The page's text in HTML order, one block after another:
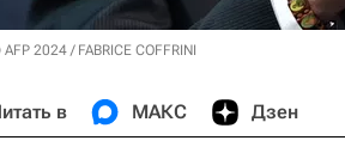
2024 / FABRICE COFFRINI
в МАКС Дзен